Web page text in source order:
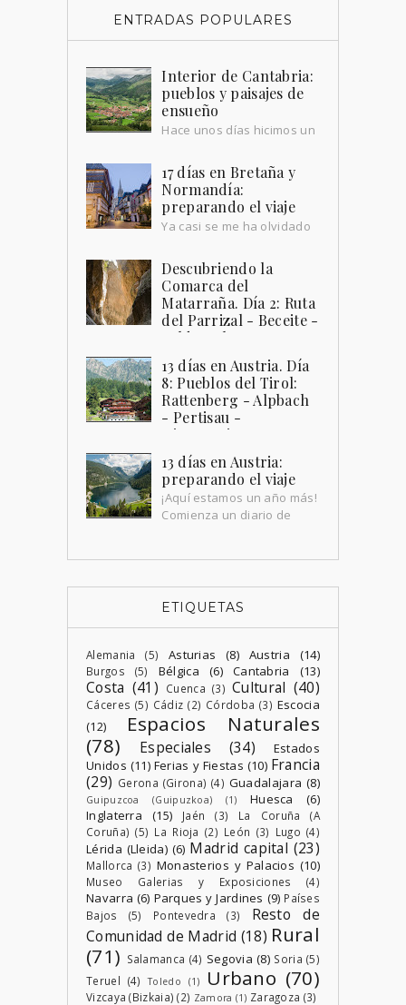
ENTRADAS POPULARES
Interior de Cantabria:
pueblos y paisajes de
ensueño
Hace unos días hicimos un
por su playas pintorescas y sus pueblos
que miran al mar. Hoy queremos hacer
paradas...
17 días en Bretaña y
Normandía:
preparando el viaje
Ya casi se me ha olvidado
tenido el blog en barbecho durante
unos meses, no por falta de destinos,
sino por falta de t...
Descubriendo la
Comarca del
Matarraña. Día 2: Ruta
del Parrizal - Beceite -
Valderrobres
La Comarca del Matarraña , ubicada en
la provincia de Teruel , tiene muchos
encantos que descubrir. Sus pueblos , a
parte de llenarte de u...
13 días en Austria. Día
8: Pueblos del Tirol:
Rattenberg - Alpbach
- Pertisau -
Hintersteiner See -
Kufstein
Bueno, pues ahí estamos, amaneciendo
en Mittersill por segundo día. Al
despertar, es difícil saber si lo que
vivimos el día anterior fue u...
13 días en Austria:
preparando el viaje
¡Aquí estamos un año más!
Comienza un diario de
ETIQUETAS
Alemania (5) Asturias (8) Austria (14)
Burgos (5) Bélgica (6) Cantabria (13)
Costa (41) Cuenca (3) Cultural (40)
Cáceres (5) Cádiz (2) Córdoba (3) Escocia
(12)
Espacios Naturales
(78)
Especiales (34)
Estados
Unidos (11) Ferias y Fiestas (10) Francia
(29) Gerona (Girona) (4) Guadalajara (8)
Guipuzcoa (Guipuzkoa) (1) Huesca
(6)
Inglaterra
(15) Jaén (3)
La Coruña (A
Coruña) (5) La Rioja (2) León (3) Lugo (4)
Lérida (Lleida) (6) Madrid capital (23)
Mallorca (3) Monasterios y Palacios (10)
Museo Galerias y Exposiciones (4)
Navarra (6) Parques y Jardines (9) Países
Bajos
(5) Pontevedra (3)
Resto de
Comunidad de Madrid (18) Rural
(71) Salamanca (4) Segovia (8) Soria (5)
Teruel (4) Toledo (1) Urbano (70)
Vizcaya (Bizkaia) (2) Zamora (1) Zaragoza (3)